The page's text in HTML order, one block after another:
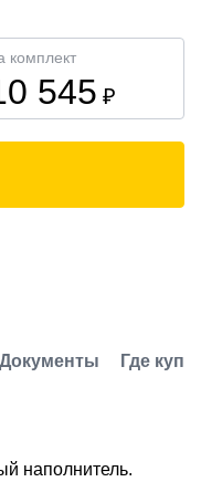
комплект
545 ₽
Документы Где
наполнитель.